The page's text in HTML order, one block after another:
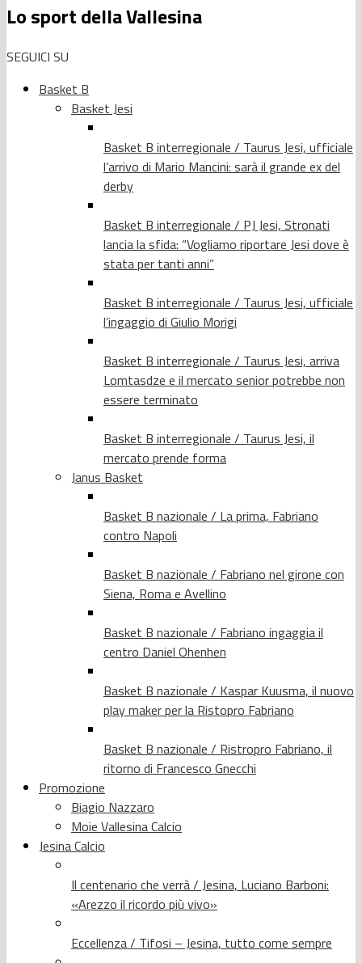
Lo sport della Vallesina
SEGUICI SU
Basket B
Basket Jesi
Basket B interregionale / Taurus Jesi, ufficiale
l’arrivo di Mario Mancini: sarà il grande ex del
derby
Basket B interregionale / PJ Jesi, Stronati
lancia la sfida: “Vogliamo riportare Jesi dove è
stata per tanti anni”
Basket B interregionale / Taurus Jesi, ufficiale
l’ingaggio di Giulio Morigi
Basket B interregionale / Taurus Jesi, arriva
Lomtasdze e il mercato senior potrebbe non
essere terminato
Basket B interregionale / Taurus Jesi, il
mercato prende forma
Janus Basket
Basket B nazionale / La prima, Fabriano
contro Napoli
Basket B nazionale / Fabriano nel girone con
Siena, Roma e Avellino
Basket B nazionale / Fabriano ingaggia il
centro Daniel Ohenhen
Basket B nazionale / Kaspar Kuusma, il nuovo
play maker per la Ristopro Fabriano
Basket B nazionale / Ristropro Fabriano, il
ritorno di Francesco Gnecchi
Promozione
Biagio Nazzaro
Moie Vallesina Calcio
Jesina Calcio
Il centenario che verrà / Jesina, Luciano Barboni:
«Arezzo il ricordo più vivo»
Eccellenza / Tifosi – Jesina, tutto come sempre